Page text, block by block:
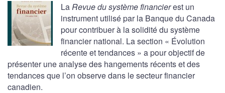
LaRevue du système financierest un
instrument utilisé par la Banque du Canada
pour contribuer à la solidité du système
financier national. La section « Évolution
récente et tendances » a pour objectif de
présenter une analyse des hangements récents et des
tendances que l’on observe dans le secteur financier
canadien.